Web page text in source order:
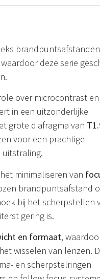
waardoor deze serie
over microcontrast en
in een uitzonderlijke
grote diafragma van
voor een prachtige
minimaliseren van
brandpuntsafstand
bij het scherpstellen
gering is.
en formaat,
wisselen van lenzen.
en scherpstelringen